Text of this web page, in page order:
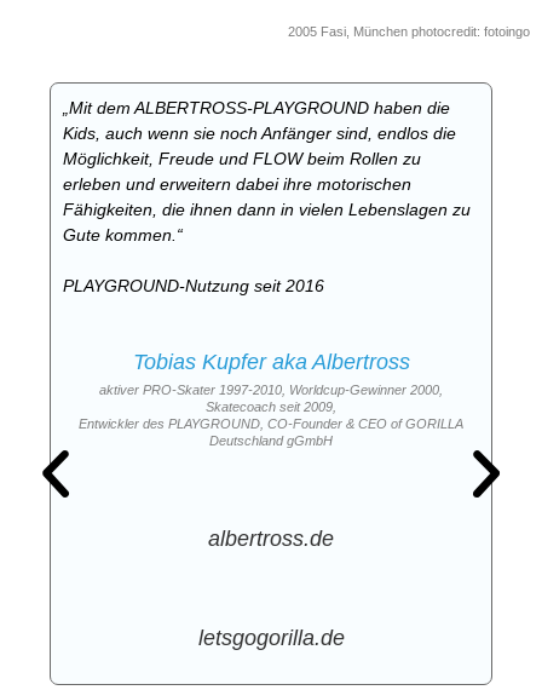
2005 Fasi, München photocredit: fotoingo
„Mit dem ALBERTROSS-PLAYGROUND haben die
Kids, auch wenn sie noch Anfänger sind, endlos die
Möglichkeit, Freude und FLOW beim Rollen zu
erleben und erweitern dabei ihre motorischen
Fähigkeiten, die ihnen dann in vielen Lebenslagen zu
Gute kommen.“
PLAYGROUND-Nutzung seit 2016
Tobias Kupfer aka Albertross
aktiver PRO-Skater 1997-2010, Worldcup-Gewinner 2000,
Skatecoach seit 2009,
Entwickler des PLAYGROUND, CO-Founder & CEO of GORILLA
Deutschland gGmbH
albertross.de
letsgogorilla.de